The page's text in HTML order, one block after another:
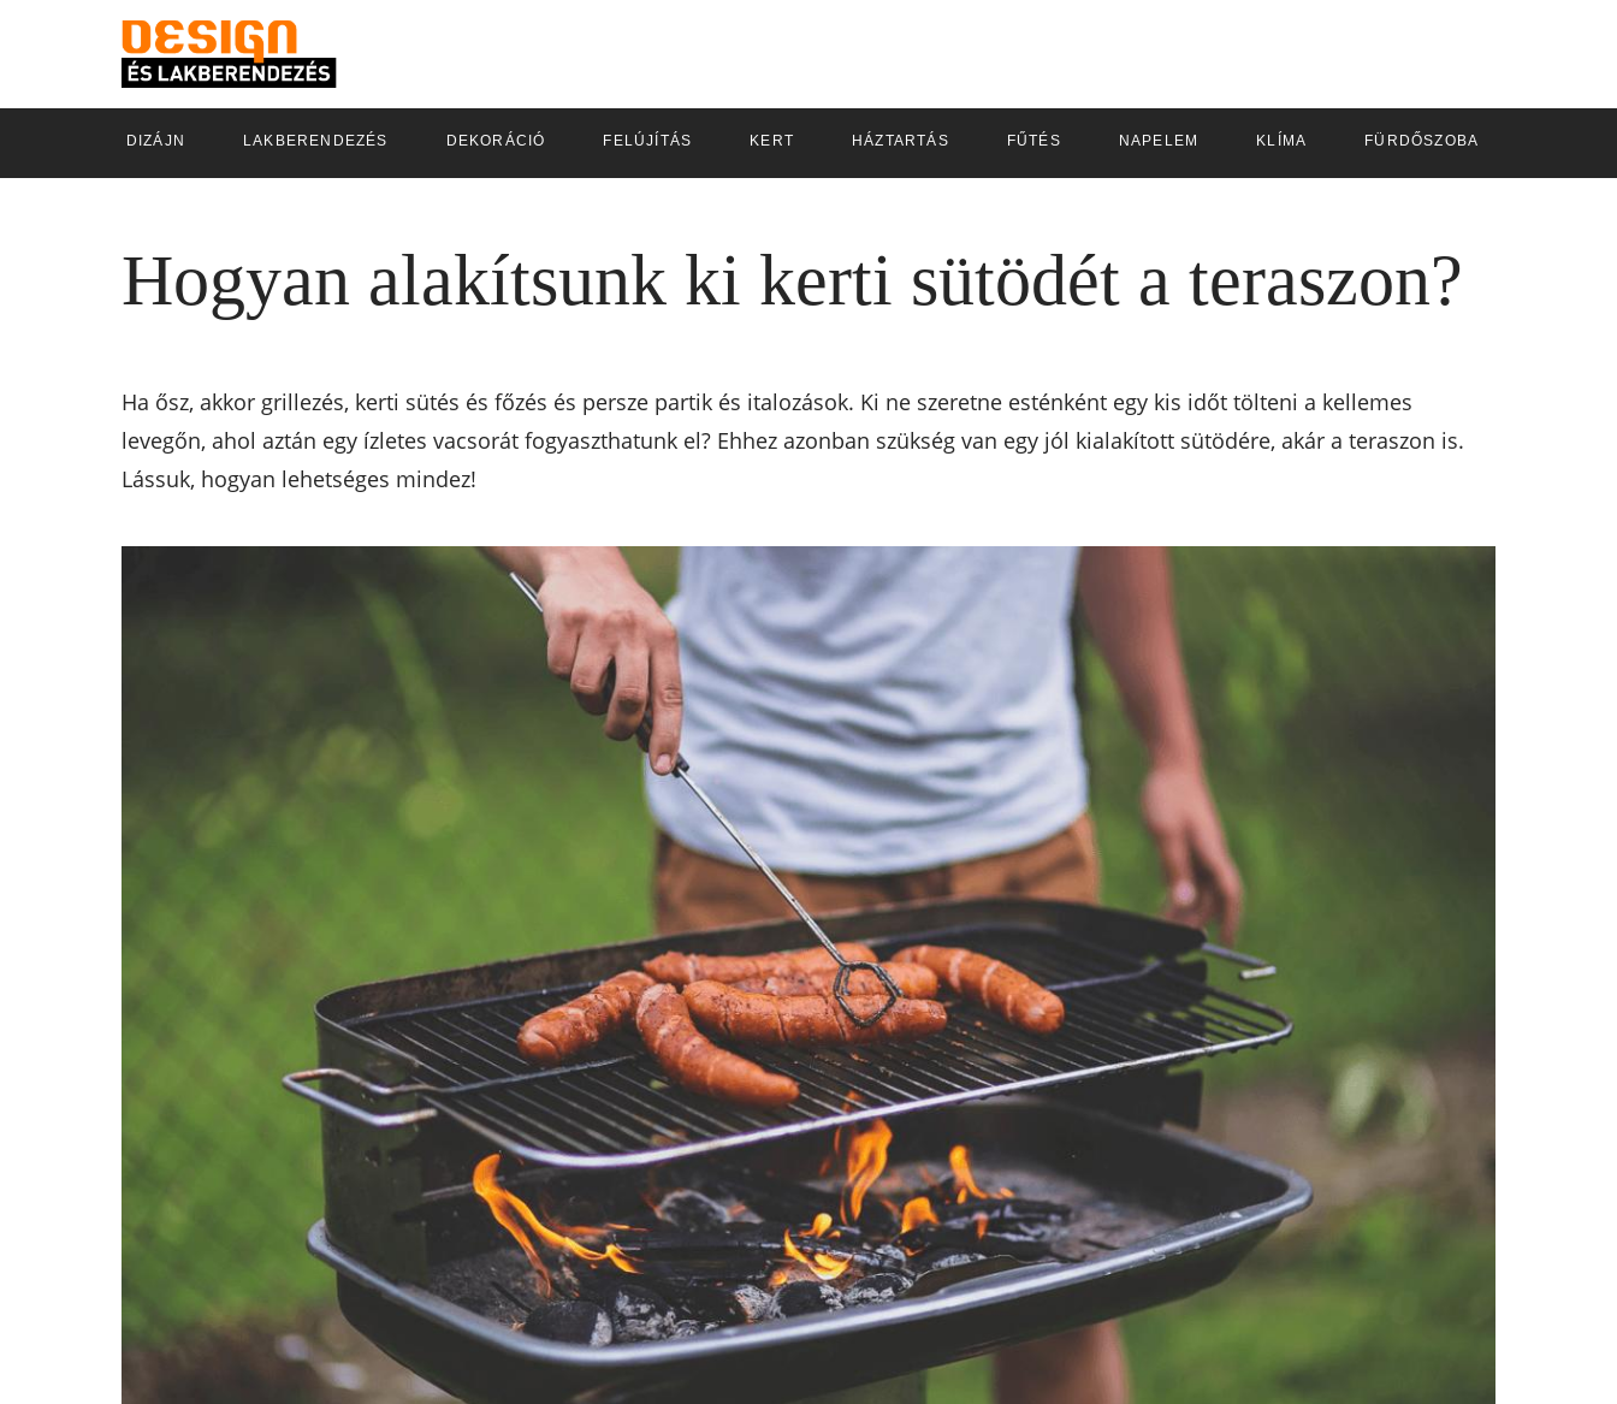
DIZÁJN LAKBERENDEZÉS DEKORÁCIÓ FELÚJÍTÁS KERT HÁZTARTÁS FŰTÉS NAPELEM KLÍMA FÜRDŐSZOBA
Hogyan alakítsunk ki kerti sütödét a teraszon?
Ha ősz, akkor grillezés, kerti sütés és főzés és persze partik és italozások. Ki ne szeretne esténként egy kis időt tölteni a kellemes
levegőn, ahol aztán egy ízletes vacsorát fogyaszthatunk el? Ehhez azonban szükség van egy jól kialakított sütödére, akár a teraszon is.
Lássuk, hogyan lehetséges mindez!